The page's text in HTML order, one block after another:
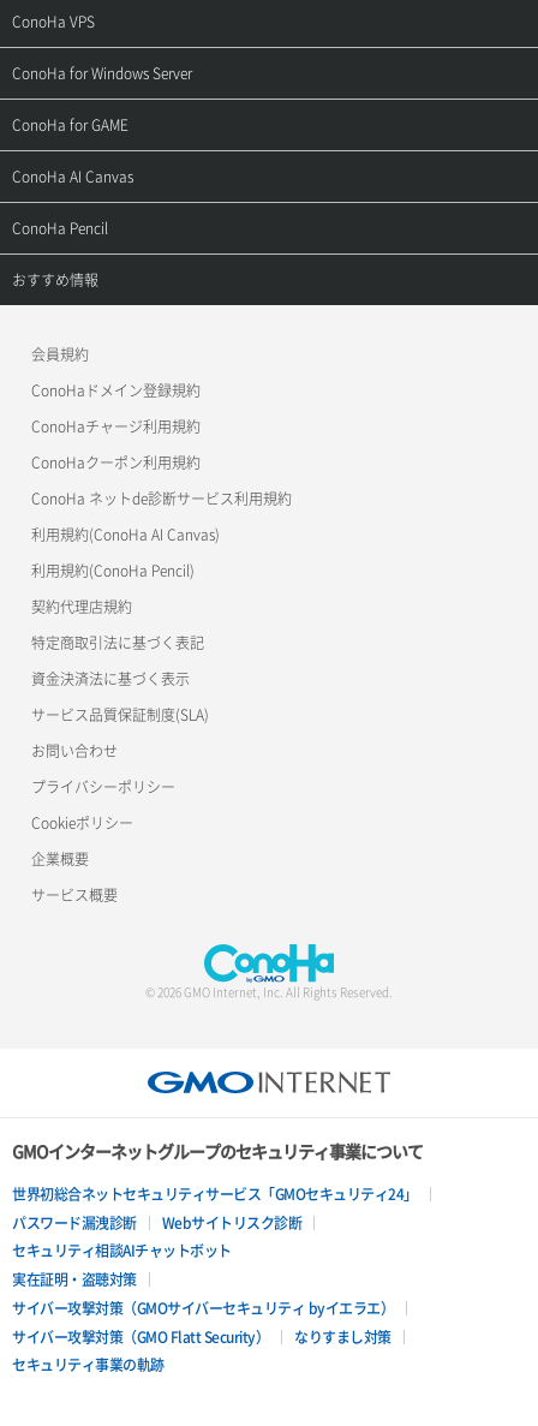
ご契約・お支払い
用語集
お問い合わせ
サポートトップ
ご利用ガイド
お乗り換えガイド
よくある質問
ConoHa VPS
サポートトップ
ご利用ガイド
APIドキュメントVPS2.0
APIドキュメントVPS3.0
ConoHa for Windows Server
サポートトップ
ご利用ガイド
APIドキュメントVPS2.0
APIドキュメントVPS3.0
ConoHa for GAME
サポートトップ
ご利用ガイド
ConoHa AI Canvas
サポートトップ
ご利用ガイド
ConoHa Pencil
サポートトップ
おすすめ情報
美雲このは徹底ガイド
会員規約
ConoHaドメイン登録規約
ConoHaチャージ利用規約
ConoHaクーポン利用規約
ConoHa ネットde診断サービス利用規約
利用規約(ConoHa AI Canvas)
利用規約(ConoHa Pencil)
契約代理店規約
特定商取引法に基づく表記
資金決済法に基づく表示
サービス品質保証制度(SLA)
お問い合わせ
プライバシーポリシー
Cookieポリシー
企業概要
サービス概要
© 2026 GMO Internet, Inc. All Rights Reserved.
GMOインターネットグループのセキュリティ事業について
世界初総合ネットセキュリティサービス「GMOセキュリティ24」
パスワード漏洩診断
Webサイトリスク診断
セキュリティ相談AIチャットボット
実在証明・盗聴対策
サイバー攻撃対策（GMOサイバーセキュリティ byイエラエ）
サイバー攻撃対策（GMO Flatt Security）
なりすまし対策
セキュリティ事業の軌跡